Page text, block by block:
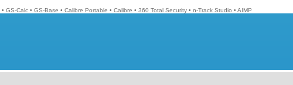
• GS-Calc • GS-Base • Calibre Portable • Calibre • 360 Total Security • n-Track Studio • AIMP